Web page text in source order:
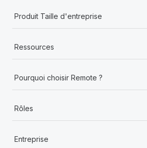
Produit Taille d'entreprise
Ressources
Pourquoi choisir Remote ?
Rôles
Entreprise